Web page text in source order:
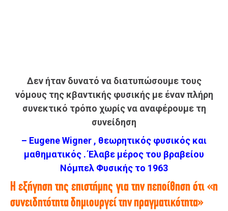
Δεν ήταν δυνατό να διατυπώσουμε τους
νόμους της κβαντικής φυσικής με έναν πλήρη
συνεκτικό τρόπο χωρίς να αναφέρουμε τη
συνείδηση
– Eugene Wigner , θεωρητικός φυσικός και
μαθηματικός . Έλαβε μέρος του βραβείου
Νόμπελ Φυσικής το 1963
Η εξήγηση της επιστήμης για την πεποίθηση ότι «η
συνειδητότητα δημιουργεί την πραγματικότητα»